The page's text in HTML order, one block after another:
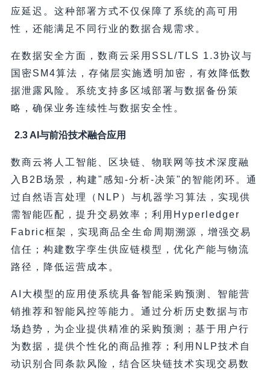
应延迟。这种部署方式不仅保障了系统的高可用
性，还能满足不同行业的数据合规需求。
在数据安全方面，数商云采用SSL/TLS 1.3协议与
国密SM4算法，存储层实施透明加密，有效降低数
据泄露风险。系统支持多区域部署与数据备份策
略，确保业务连续性与数据安全性。
2.3 AI与前沿技术融合应用
数商云将人工智能、区块链、物联网等技术深度融
入B2B场景，构建"感知-分析-决策"的智能闭环。通
过自然语言处理（NLP）与机器学习算法，实现供
需智能匹配，提升交易效率；利用Hyperledger
Fabric框架，实现商品全生命周期溯源，增强交易
信任；构建数字孪生供应链模型，优化产能与物流
路径，降低运营成本。
AI大模型的应用使系统具备智能采购预测、智能营
销推荐和智能风控等能力。通过分析历史数据与市
场趋势，为企业提供精准的采购预测；基于用户行
为数据，提供个性化的商品推荐；利用NLP技术自
动识别合同条款风险，结合区块链技术实现交易数